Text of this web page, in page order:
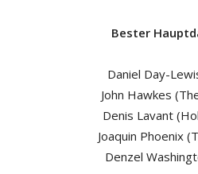
Bester
Daniel Day-
John Hawkes
Denis Lavant
Joaquin Phoenix
Denzel